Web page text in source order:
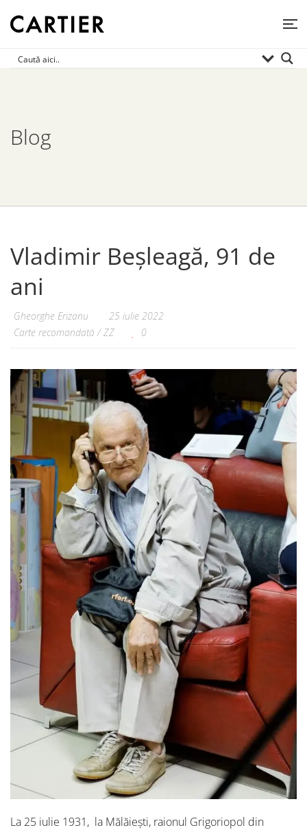
Blog
Vladimir Beșleagă, 91 de
ani
Gheorghe Erizanu
25 iulie 2022
Carte recomandată /ZZ 0
La 25 iulie 1931, la Mălăiești, raionul Grigoriopol din